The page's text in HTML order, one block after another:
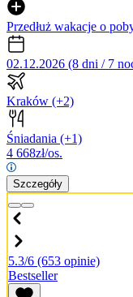
Przedłuż wakacje o
02.12.2026 (8 dni / 7
Kraków (+2)
Śniadania (+1)
4 668zł/os.
Szczegóły
5.3/6 (653 opinie)
Bestseller